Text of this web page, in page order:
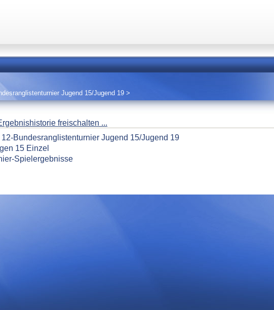
Jugend 15/Jugend 19 >
freischalten ...
12-Bundesranglistenturnier Jugend 15/Jugend 19
15 Einzel
Spielergebnisse